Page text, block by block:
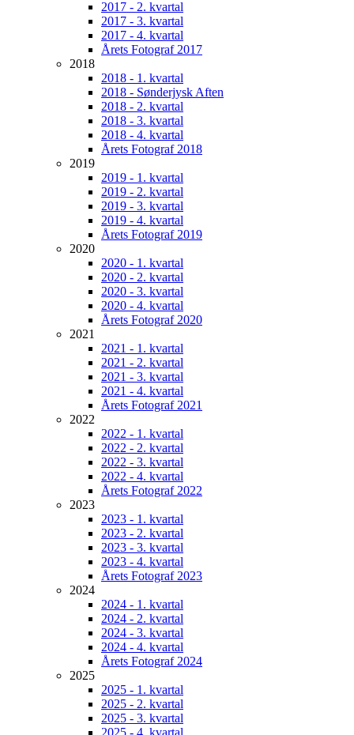
2017 - 2. kvartal
2017 - 3. kvartal
2017 - 4. kvartal
Årets Fotograf 2017
2018
2018 - 1. kvartal
2018 - Sønderjysk Aften
2018 - 2. kvartal
2018 - 3. kvartal
2018 - 4. kvartal
Årets Fotograf 2018
2019
2019 - 1. kvartal
2019 - 2. kvartal
2019 - 3. kvartal
2019 - 4. kvartal
Årets Fotograf 2019
2020
2020 - 1. kvartal
2020 - 2. kvartal
2020 - 3. kvartal
2020 - 4. kvartal
Årets Fotograf 2020
2021
2021 - 1. kvartal
2021 - 2. kvartal
2021 - 3. kvartal
2021 - 4. kvartal
Årets Fotograf 2021
2022
2022 - 1. kvartal
2022 - 2. kvartal
2022 - 3. kvartal
2022 - 4. kvartal
Årets Fotograf 2022
2023
2023 - 1. kvartal
2023 - 2. kvartal
2023 - 3. kvartal
2023 - 4. kvartal
Årets Fotograf 2023
2024
2024 - 1. kvartal
2024 - 2. kvartal
2024 - 3. kvartal
2024 - 4. kvartal
Årets Fotograf 2024
2025
2025 - 1. kvartal
2025 - 2. kvartal
2025 - 3. kvartal
2025 - 4. kvartal